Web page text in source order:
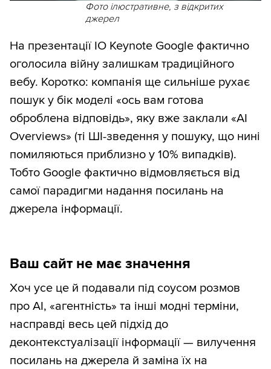
Фото ілюстративне, з відкритих
джерел
На презентації IO Keynote Google фактично
оголосила війну залишкам традиційного
вебу. Коротко: компанія ще сильніше рухає
пошук у бік моделі «ось вам готова
оброблена відповідь», яку вже заклали «AI
Overviews» (ті ШІ-зведення у пошуку, що нині
помиляються приблизно у 10% випадків).
Тобто Google фактично відмовляється від
самої парадигми надання посилань на
джерела інформації.
Ваш сайт не має значення
Хоч усе це й подавали під соусом розмов
про AI, «агентність» та інші модні терміни,
насправді весь цей підхід до
деконтекстуалізації інформації — вилучення
посилань на джерела й заміна їх на